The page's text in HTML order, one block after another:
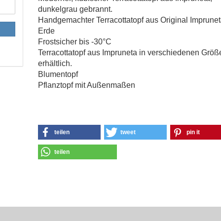
dunkelgrau gebrannt.
Handgemachter Terracottatopf aus Original
Erde
Frostsicher bis -30°C
Terracottatopf aus Impruneta in verschiedenen
erhältlich.
Blumentopf
Pflanztopf mit Außenmaßen
teilen tweet pin it
teilen